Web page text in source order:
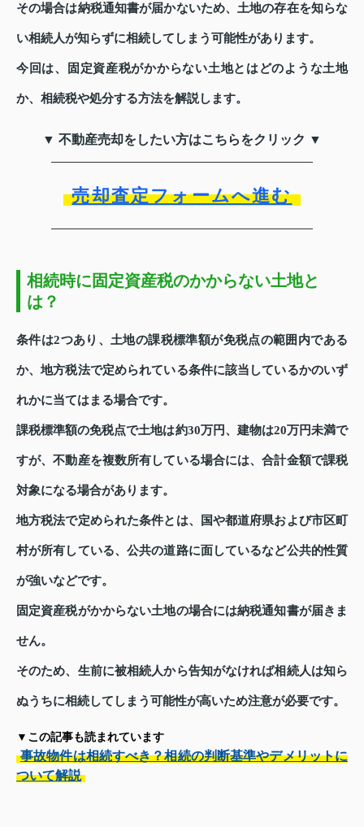
その場合は納税通知書が届かないため、土地の存在を知らな
い相続人が知らずに相続してしまう可能性があります。
今回は、固定資産税がかからない土地とはどのような土地
か、相続税や処分する方法を解説します。
▼ 不動産売却をしたい方はこちらをクリック ▼
売却査定フォームへ進む
相続時に固定資産税のかからない土地と
は？
条件は2つあり、土地の課税標準額が免税点の範囲内である
か、地方税法で定められている条件に該当しているかのいず
れかに当てはまる場合です。
課税標準額の免税点で土地は約30万円、建物は20万円未満で
すが、不動産を複数所有している場合には、合計金額で課税
対象になる場合があります。
地方税法で定められた条件とは、国や都道府県および市区町
村が所有している、公共の道路に面しているなど公共的性質
が強いなどです。
固定資産税がかからない土地の場合には納税通知書が届きま
せん。
そのため、生前に被相続人から告知がなければ相続人は知ら
ぬうちに相続してしまう可能性が高いため注意が必要です。
▼この記事も読まれています
事故物件は相続すべき？相続の判断基準やデメリットに
ついて解説